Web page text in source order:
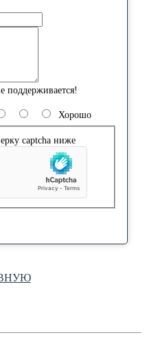
поддерживается!
Хорошо
captcha ниже